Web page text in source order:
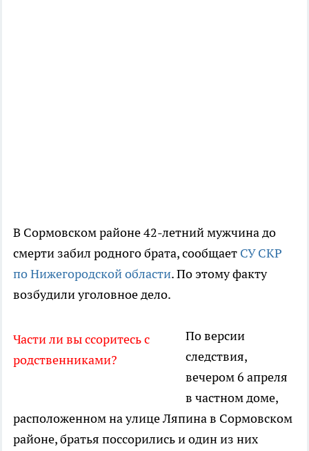
В Сормовском районе 42-летний мужчина до
смерти забил родного брата, сообщает СУ СКР
по Нижегородской области. По этому факту
возбудили уголовное дело.
Части ли вы ссоритесь с
родственниками?
По версии
следствия,
вечером 6 апреля
в частном доме,
расположенном на улице Ляпина в Сормовском
районе, братья поссорились и один из них